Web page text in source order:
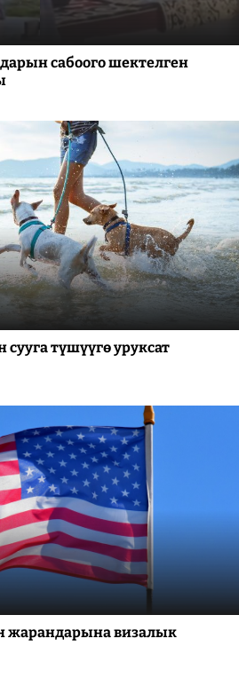
сабоого шектелген
түшүүгө уруксат
жарандарына визалык